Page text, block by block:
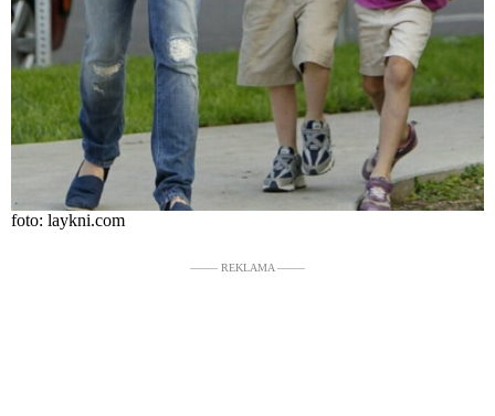
foto: laykni.com
––––– REKLAMA –––––